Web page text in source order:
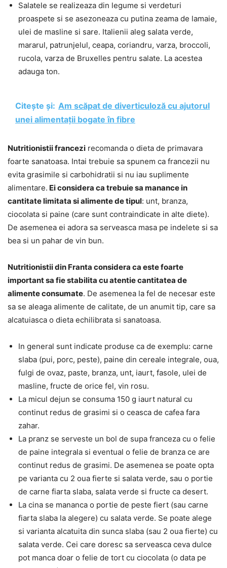
Salatele se realizeaza din legume si verdeturi
proaspete si se asezoneaza cu putina zeama de lamaie,
ulei de masline si sare. Italienii aleg salata verde,
mararul, patrunjelul, ceapa, coriandru, varza, broccoli,
rucola, varza de Bruxelles pentru salate. La acestea
adauga ton.
Citește și: Am scăpat de diverticuloză cu ajutorul
unei alimentații bogate în fibre
Nutritionistii francezi recomanda o dieta de primavara
foarte sanatoasa. Intai trebuie sa spunem ca francezii nu
evita grasimile si carbohidratii si nu iau suplimente
alimentare. Ei considera ca trebuie sa manance in
cantitate limitata si alimente de tipul: unt, branza,
ciocolata si paine (care sunt contraindicate in alte diete).
De asemenea ei adora sa serveasca masa pe indelete si sa
bea si un pahar de vin bun.
Nutritionistii din Franta considera ca este foarte
important sa fie stabilita cu atentie cantitatea de
alimente consumate. De asemenea la fel de necesar este
sa se aleaga alimente de calitate, de un anumit tip, care sa
alcatuiasca o dieta echilibrata si sanatoasa.
In general sunt indicate produse ca de exemplu: carne
slaba (pui, porc, peste), paine din cereale integrale, oua,
fulgi de ovaz, paste, branza, unt, iaurt, fasole, ulei de
masline, fructe de orice fel, vin rosu.
La micul dejun se consuma 150 g iaurt natural cu
continut redus de grasimi si o ceasca de cafea fara
zahar.
La pranz se serveste un bol de supa franceza cu o felie
de paine integrala si eventual o felie de branza ce are
continut redus de grasimi. De asemenea se poate opta
pe varianta cu 2 oua fierte si salata verde, sau o portie
de carne fiarta slaba, salata verde si fructe ca desert.
La cina se mananca o portie de peste fiert (sau carne
fiarta slaba la alegere) cu salata verde. Se poate alege
si varianta alcatuita din sunca slaba (sau 2 oua fierte) cu
salata verde. Cei care doresc sa serveasca ceva dulce
pot manca doar o felie de tort cu ciocolata (o data pe